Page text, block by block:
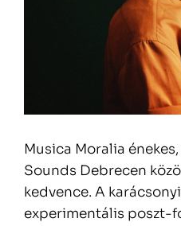
Musica Moralia
Sounds Debrecen
kedvence. A
experimentális poszt-